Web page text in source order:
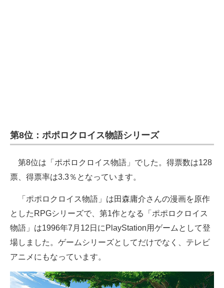
第8位：ポポロクロイス物語シリーズ
第8位は「ポポロクロイス物語」でした。得票数は128
票、得票率は3.3％となっています。
「ポポロクロイス物語」は田森庸介さんの漫画を原作
としたRPGシリーズで、第1作となる「ポポロクロイス
物語」は1996年7月12日にPlayStation用ゲームとして登
場しました。ゲームシリーズとしてだけでなく、テレビ
アニメにもなっています。